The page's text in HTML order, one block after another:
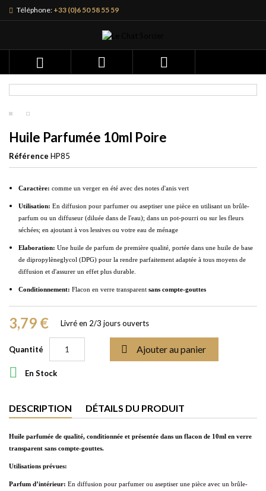
Téléphone: +33 (0)6 50 58 55 59
  
Huile Parfumée 10ml Poire
Référence HP85
Caractère: comme un verger en été avec des notes d'anis vert
Utilisation: En diffusion pour parfumer ou aseptiser une pièce en utilisant un brûle-
parfum ou un diffuseur (diluée dans de l'eau); dans un pot-pourri ou sur les fleurs
séchées; en ajoutant à vos lessives ou votre eau de ménage
Elaboration: Une huile de parfum de première qualité, portée dans une huile de base
de dipropylèneglycol (DPG) pour la rendre parfaitement adaptée à tous moyens de
diffusion et d'assurer un effet plus durable.
Conditionnement: Flacon en verre transparent sans compte-gouttes
3,79 € Livré en 2/3 jours ouverts
Quantité  Ajouter au panier
 En Stock
DESCRIPTION DÉTAILS DU PRODUIT
Huile parfumée de qualité, conditionnée et présentée dans un flacon de 10ml en verre
transparent sans compte-gouttes.
Utilisations prévues:
Parfum d’intérieur: En diffusion pour parfumer ou aseptiser une pièce avec un brûle-